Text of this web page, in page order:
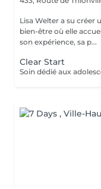
Lisa Welter a su créer
bien-être où elle
son expérience, sa p...
Clear Start
Soin dédié aux